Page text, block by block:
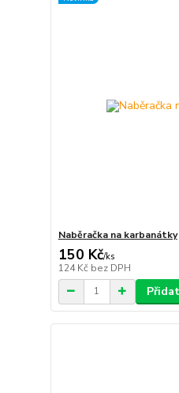
Naběračka na karbanátky
150 Kč/ks
124 Kč bez DPH